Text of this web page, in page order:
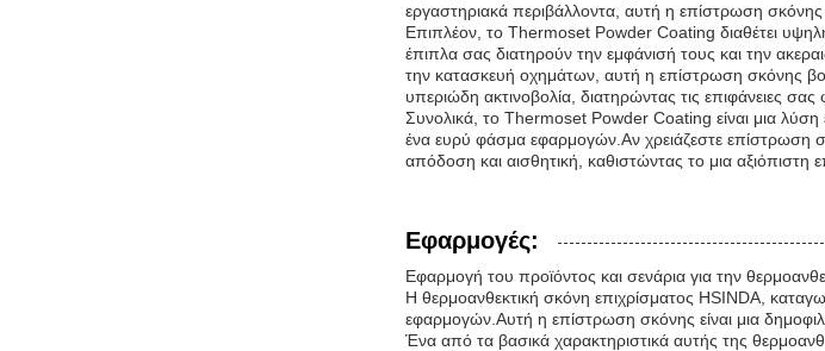
εργαστηριακά περιβάλλοντα, αυτή η επίστρωση
Επιπλέον, το Thermoset Powder Coating διαθέτει
έπιπλα σας διατηρούν την εμφάνισή τους και την
την κατασκευή οχημάτων, αυτή η επίστρωση σκόνης
υπεριώδη ακτινοβολία, διατηρώντας τις επιφάνειες
Συνολικά, το Thermoset Powder Coating είναι μια
ένα ευρύ φάσμα εφαρμογών.Αν χρειάζεστε επίστρωση
απόδοση και αισθητική, καθιστώντας το μια αξιόπιστη
Εφαρμογές:
Εφαρμογή του προϊόντος και σενάρια για την
Η θερμοανθεκτική σκόνη επιχρίσματος HSINDA,
εφαρμογών.Αυτή η επίστρωση σκόνης είναι μια
Ένα από τα βασικά χαρακτηριστικά αυτής της